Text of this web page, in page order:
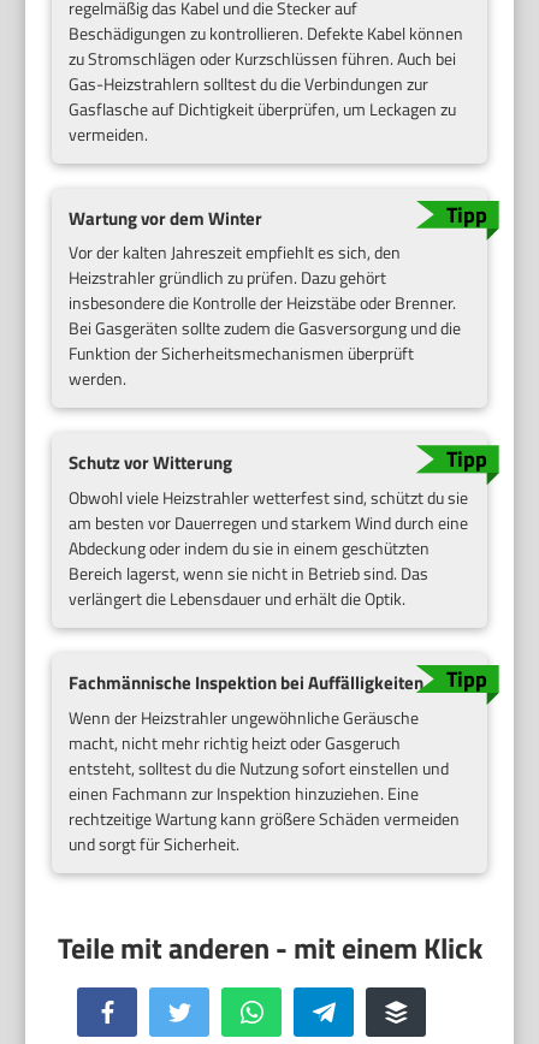
regelmäßig das Kabel und die Stecker auf
Beschädigungen zu kontrollieren. Defekte Kabel können
zu Stromschlägen oder Kurzschlüssen führen. Auch bei
Gas-Heizstrahlern solltest du die Verbindungen zur
Gasflasche auf Dichtigkeit überprüfen, um Leckagen zu
vermeiden.
Wartung vor dem Winter
Vor der kalten Jahreszeit empfiehlt es sich, den
Heizstrahler gründlich zu prüfen. Dazu gehört
insbesondere die Kontrolle der Heizstäbe oder Brenner.
Bei Gasgeräten sollte zudem die Gasversorgung und die
Funktion der Sicherheitsmechanismen überprüft
werden.
Schutz vor Witterung
Obwohl viele Heizstrahler wetterfest sind, schützt du sie
am besten vor Dauerregen und starkem Wind durch eine
Abdeckung oder indem du sie in einem geschützten
Bereich lagerst, wenn sie nicht in Betrieb sind. Das
verlängert die Lebensdauer und erhält die Optik.
Fachmännische Inspektion bei Auffälligkeiten
Wenn der Heizstrahler ungewöhnliche Geräusche
macht, nicht mehr richtig heizt oder Gasgeruch
entsteht, solltest du die Nutzung sofort einstellen und
einen Fachmann zur Inspektion hinzuziehen. Eine
rechtzeitige Wartung kann größere Schäden vermeiden
und sorgt für Sicherheit.
Facebook Twitter WhatsApp Telegram Buffer